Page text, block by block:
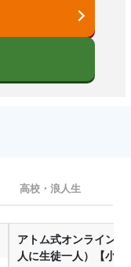
高校・浪人生
アトム式オンライン個
人に生徒一人）【小学